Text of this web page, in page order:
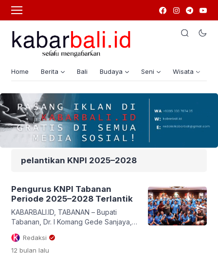
Home Berita Bali Budaya Seni Wisata
pelantikan KNPI 2025–2028
Pengurus KNPI Tabanan
Periode 2025–2028 Terlantik
KABARBALI.ID, TABANAN – Bupati
Tabanan, Dr. I Komang Gede Sanjaya,
S.E., M.M., menegaskan peran strategis
Komite Nasional Pemuda Indonesia
(KNPI) sebagai motor penggerak
Redaksi
12 bulan lalu